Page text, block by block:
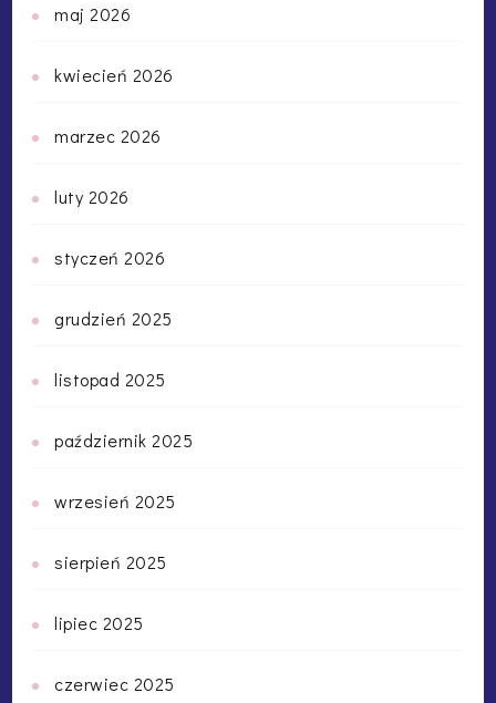
maj 2026
kwiecień 2026
marzec 2026
luty 2026
styczeń 2026
grudzień 2025
listopad 2025
październik 2025
wrzesień 2025
sierpień 2025
lipiec 2025
czerwiec 2025